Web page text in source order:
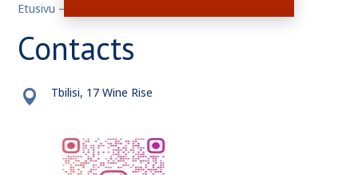
Etusivu –
Contacts
Tbilisi, 17 Wine Rise